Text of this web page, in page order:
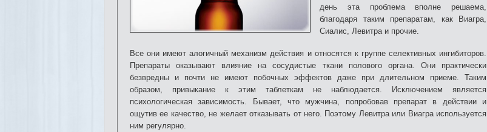
день эта проблема вполне решаема,
благодаря таким препаратам, как Виагра,
Сиалис, Левитра и прочие.
Все они имеют алогичный механизм действия и относятся к группе селективных ингибиторов.
Препараты оказывают влияние на сосудистые ткани полового органа. Они практически
безвредны и почти не имеют побочных эффектов даже при длительном приеме. Таким
образом, привыкание к этим таблеткам не наблюдается. Исключением является
психологическая зависимость. Бывает, что мужчина, попробовав препарат в действии и
ощутив ее качество, не желает отказывать от него. Поэтому Левитра или Виагра используется
ним регулярно.